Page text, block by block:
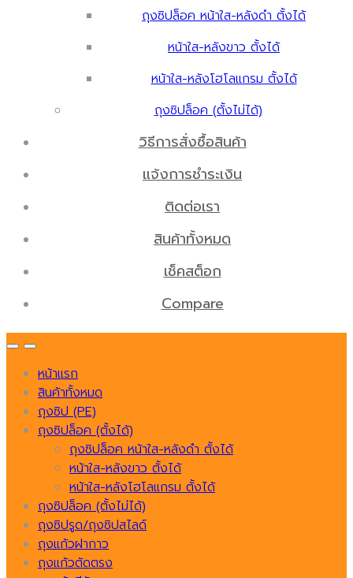
ถุงซิปล็อค หน้าใส-หลังดำ ตั้งได้
หน้าใส-หลังขาว ตั้งได้
หน้าใส-หลังโฮโลแกรม ตั้งได้
ถุงซิปล็อค (ตั้งไม่ได้)
วิธีการสั่งซื้อสินค้า
แจ้งการชำระเงิน
ติดต่อเรา
สินค้าทั้งหมด
เช็คสต็อก
Compare
หน้าแรก
สินค้าทั้งหมด
ถุงซิป (PE)
ถุงซิปล็อค (ตั้งได้)
ถุงซิปล็อค หน้าใส-หลังดำ ตั้งได้
หน้าใส-หลังขาว ตั้งได้
หน้าใส-หลังโฮโลแกรม ตั้งได้
ถุงซิปล็อค (ตั้งไม่ได้)
ถุงซิปรูด/ถุงซิปสไลด์
ถุงแก้วฝากาว
ถุงแก้วตัดตรง